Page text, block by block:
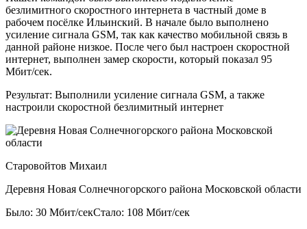
безлимитного скоростного интернета в частный доме в
рабочем посёлке Ильинский. В начале было выполнено
усиление сигнала GSM, так как качество мобильной связь в
данной районе низкое. После чего был настроен скоростной
интернет, выполнен замер скорости, который показал 95
Мбит/сек.
Результат: Выполнили усиление сигнала GSM, а также
настроили скоростной безлимитный интернет
Старовойтов Михаил
Деревня Новая Солнечногорского района Московской области
Было: 30 Мбит/секСтало: 108 Мбит/сек